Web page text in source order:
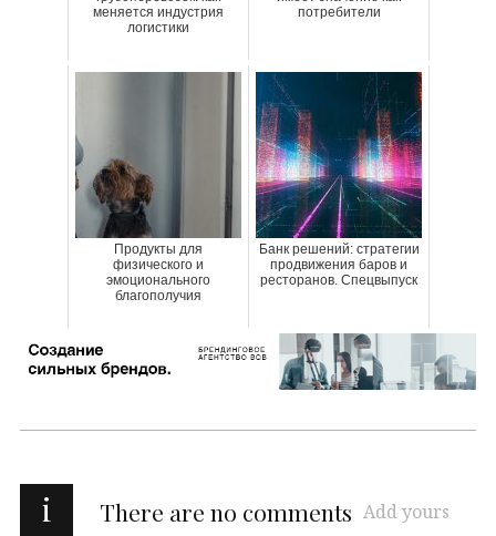
меняется индустрия
логистики
потребители
Продукты для
физического и
эмоционального
благополучия
Банк решений: стратегии
продвижения баров и
ресторанов. Спецвыпуск
i There are no comments Add yours